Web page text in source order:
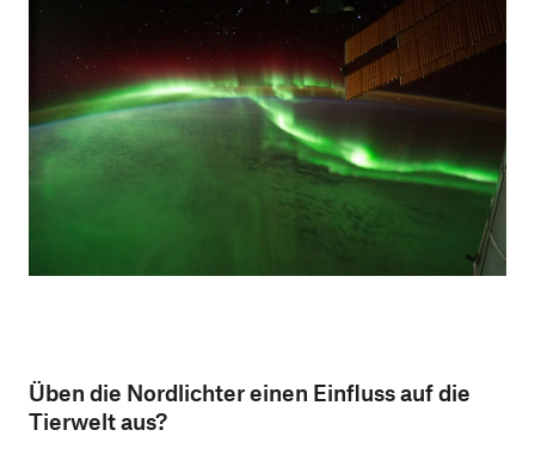
Üben die Nordlichter einen Einfluss auf die
Tierwelt aus?